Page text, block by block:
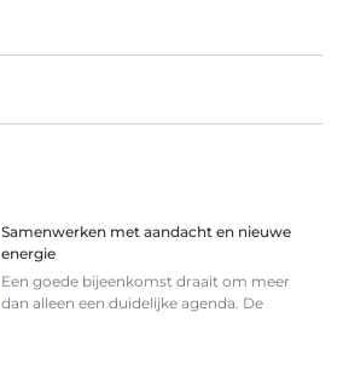
Samenwerken met aandacht en nieuwe
energie
Een goede bijeenkomst draait om meer
dan alleen een duidelijke agenda. De